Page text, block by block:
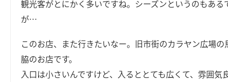
観光客がとにかく多いですね。シーズンというのもある
が…
このお店、また行きたいなー。旧市街のカラヤン広場の
脇のお店です。
入口は小さいんですけど、入るととても広くて、雰囲気